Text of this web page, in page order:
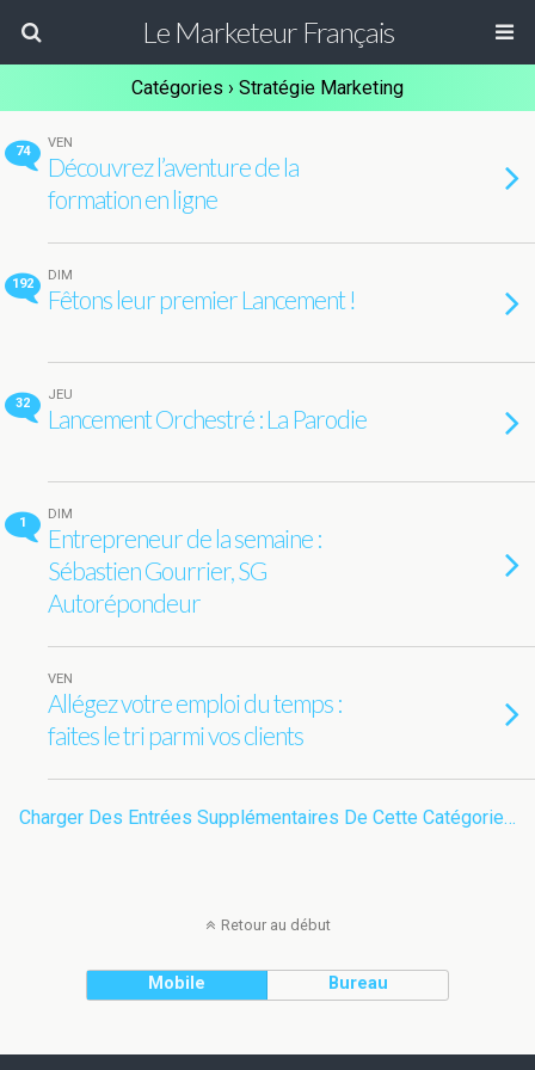
Le Marketeur Français
Catégories › Stratégie Marketing
74
VEN
Découvrez l’aventure de la
formation en ligne
192
DIM
Fêtons leur premier Lancement !
32
JEU
Lancement Orchestré : La Parodie
1
DIM
Entrepreneur de la semaine :
Sébastien Gourrier, SG
Autorépondeur
VEN
Allégez votre emploi du temps :
faites le tri parmi vos clients
Charger Des Entrées Supplémentaires De Cette Catégorie…
Retour au début
Mobile Bureau